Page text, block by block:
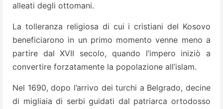
alleati degli ottomani.
La tolleranza religiosa di cui i cristiani del Kosovo
beneficiarono in un primo momento venne meno a
partire dal XVII secolo, quando l’impero iniziò a
convertire forzatamente la popolazione all’islam.
Nel 1690, dopo l’arrivo dei turchi a Belgrado, decine
di migliaia di serbi guidati dal patriarca ortodosso